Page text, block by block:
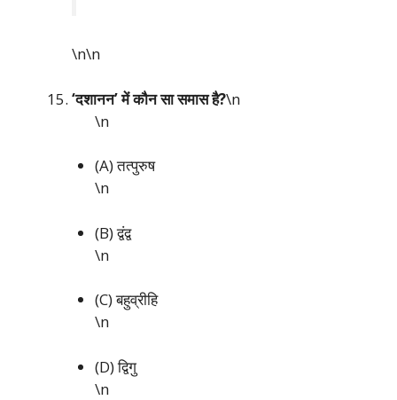
\n\n
‘दशानन’ में कौन सा समास है?\n
\n
(A) तत्पुरुष
\n
(B) द्वंद्व
\n
(C) बहुव्रीहि
\n
(D) द्विगु
\n